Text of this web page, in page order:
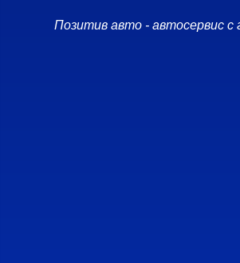
Позитив авто - автосервис с